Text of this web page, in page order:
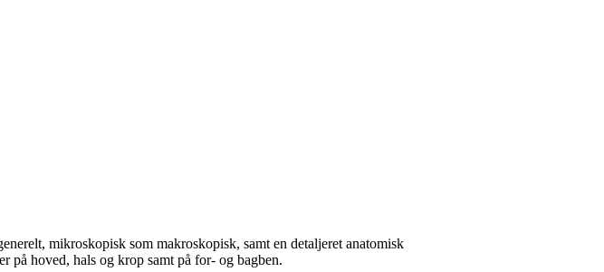
mikroskopisk som makroskopisk, samt en detaljeret anatomisk
på hoved, hals og krop samt på for- og bagben.